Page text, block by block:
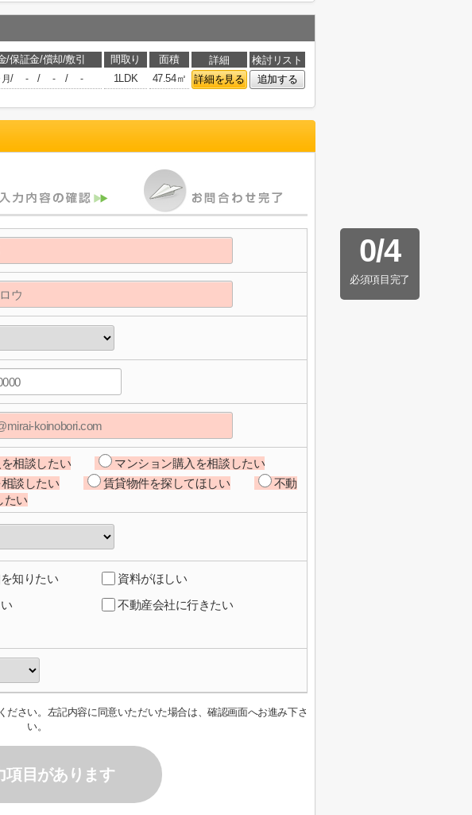
/保証金/償却/敷引 間取り 面積 詳細
検討リスト
/ - / - / - 1LDK 47.54㎡ 詳細を見る 追加する
0/4
必須項目完了
相談したい
マンション購入を相談したい
談したい
賃貸物件を探してほしい
不動
たい
知りたい
資料がほしい
不動産会社に行きたい
ださい。左記内容に同意いただいた場合は、確認画面へお進み下さ
い。
項目があります